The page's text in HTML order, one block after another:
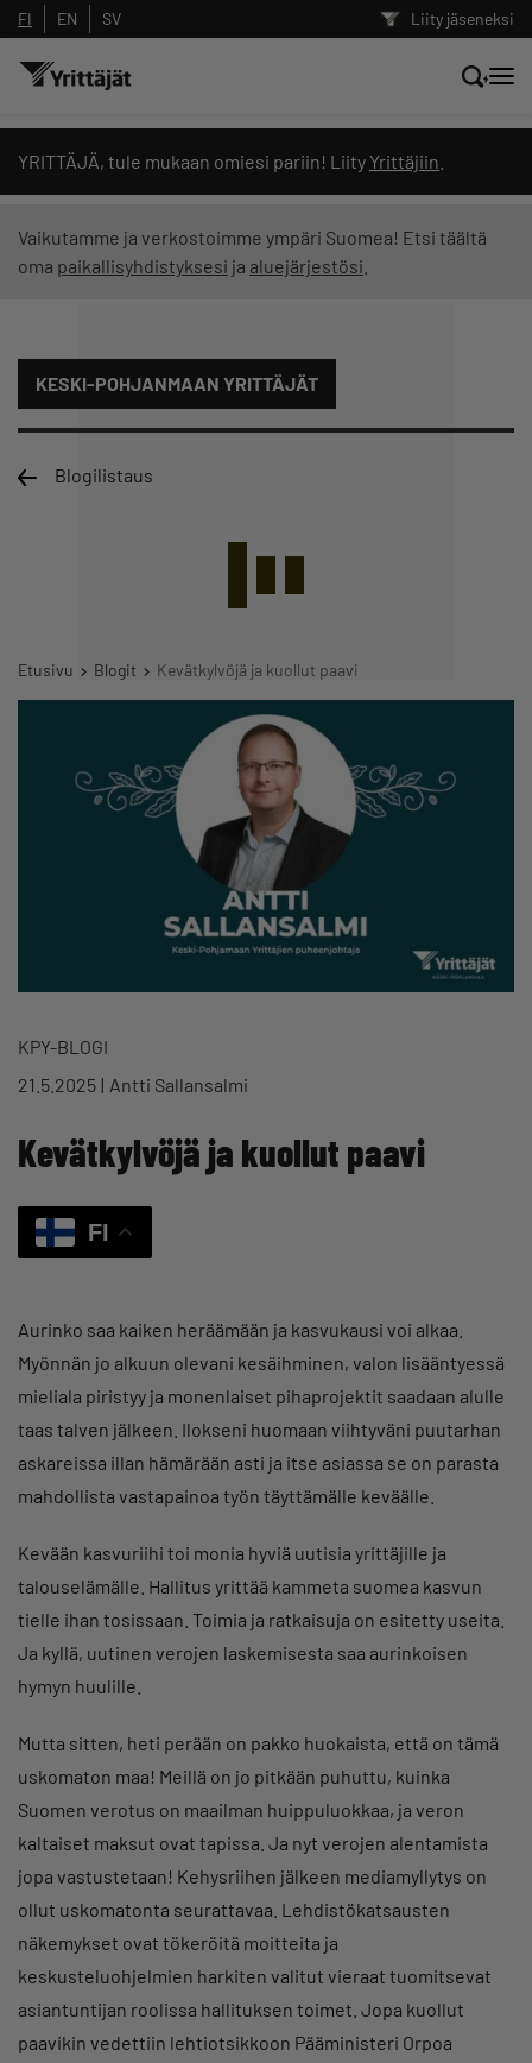
Liity jäseneksi
FI EN SV
YRITTÄJÄ, tule mukaan omiesi pariin! Liity Yrittäjiin
Vaikutamme ja verkostoimme ympäri Suomea! Etsi täältä
oma paikallisyhdistyksesi ja aluejärjestösi
KESKI-POHJANMAAN YRITTÄJÄT
Blogilistaus
Etusivu Blogit Kevätkylvöjä ja kuollut paavi
KPY-BLOGI
21.5.2025
Antti Sallansalmi
Kevätkylvöjä ja kuollut paavi
FI
Aurinko saa kaiken heräämään ja kasvukausi voi alkaa.
Myönnän jo alkuun olevani kesäihminen, valon lisääntyessä
mieliala piristyy ja monenlaiset pihaprojektit saadaan alulle
taas talven jälkeen. Ilokseni huomaan viihtyväni puutarhan
askareissa illan hämärään asti ja itse asiassa se on parasta
mahdollista vastapainoa työn täyttämälle keväälle.
Kevään kasvuriihi toi monia hyviä uutisia yrittäjille ja
talouselämälle. Hallitus yrittää kammeta suomea kasvun
tielle ihan tosissaan. Toimia ja ratkaisuja on esitetty useita.
Ja kyllä, uutinen verojen laskemisesta saa aurinkoisen
hymyn huulille.
Mutta sitten, heti perään on pakko huokaista, että on tämä
uskomaton maa! Meillä on jo pitkään puhuttu, kuinka
Suomen verotus on maailman huippuluokkaa, ja veron
kaltaiset maksut ovat tapissa. Ja nyt verojen alentamista
jopa vastustetaan! Kehysriihen jälkeen mediamyllytys on
ollut uskomatonta seurattavaa. Lehdistökatsausten
näkemykset ovat tökeröitä moitteita ja
keskusteluohjelmien harkiten valitut vieraat tuomitsevat
asiantuntijan roolissa hallituksen toimet. Jopa kuollut
paavikin vedettiin lehtiotsikkoon Pääministeri Orpoa
Hae sivustolta tai kysy suoraan
Yrittäjien tekoälyltä
Suodata hakutuloksia: näytä kaikki sisältö